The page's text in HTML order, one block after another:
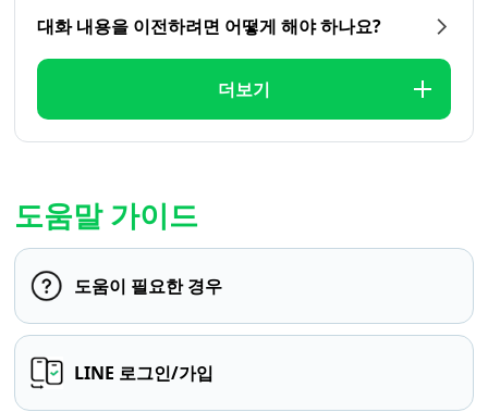
대화 내용을 이전하려면 어떻게 해야 하나요?
더보기
도움말 가이드
도움이 필요한 경우
LINE 로그인/가입